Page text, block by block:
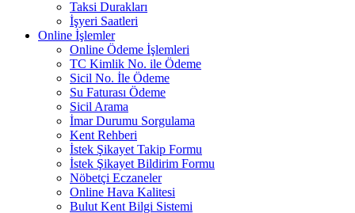
Taksi Durakları
İşyeri Saatleri
Online İşlemler
Online Ödeme İşlemleri
TC Kimlik No. ile Ödeme
Sicil No. İle Ödeme
Su Faturası Ödeme
Sicil Arama
İmar Durumu Sorgulama
Kent Rehberi
İstek Şikayet Takip Formu
İstek Şikayet Bildirim Formu
Nöbetçi Eczaneler
Online Hava Kalitesi
Bulut Kent Bilgi Sistemi